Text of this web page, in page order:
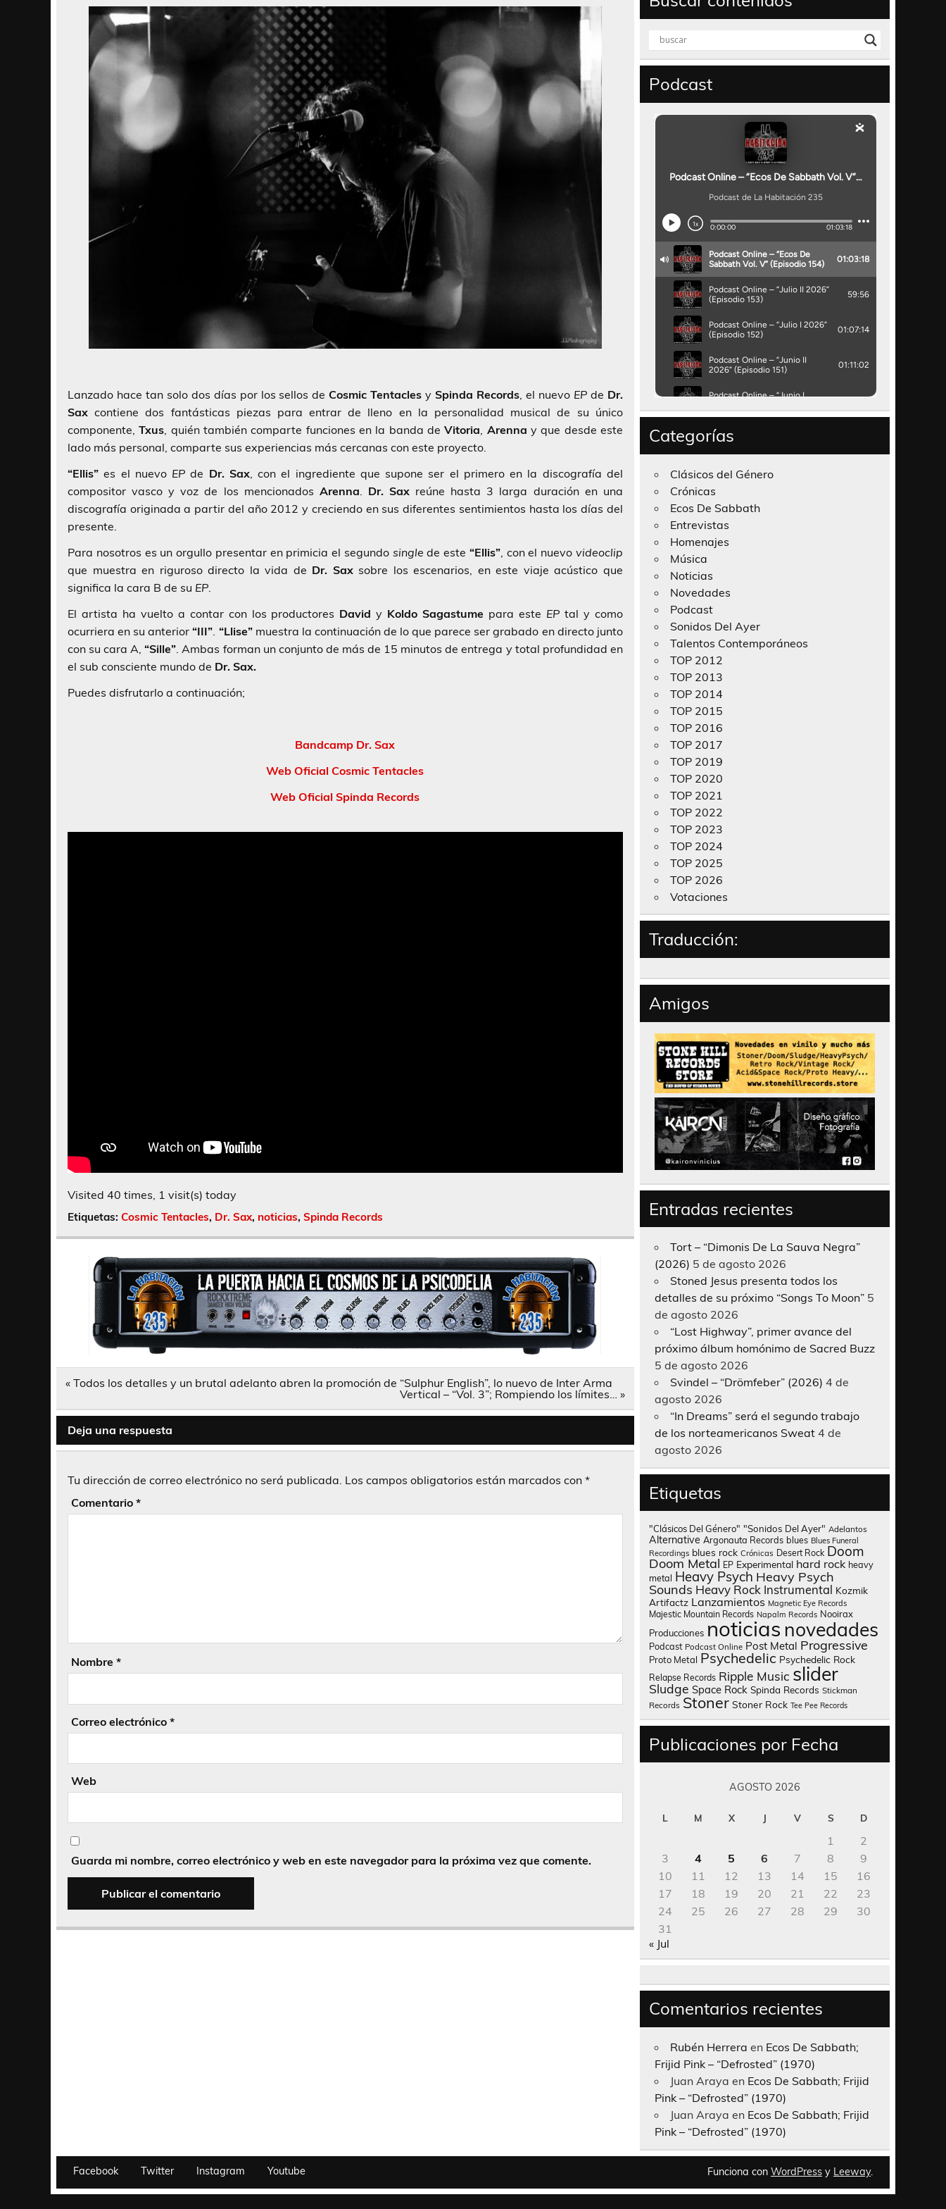
Lanzado hace tan solo dos días por los sellos deCosmic Tentacles ySpinda Records, el nuevo EPde Dr.
Sax contiene dos fantásticas piezas para entrar de lleno en la personalidad musical de su único
componente,Txus, quién también comparte funciones en la banda deVitoria, Arenna y que desde este
lado más personal, comparte sus experiencias más cercanas con este proyecto.
“Ellis” es el nuevo EP de Dr. Sax, con el ingrediente que supone ser el primero en la discografía del
compositor vasco y voz de los mencionados Arenna. Dr. Sax reúne hasta 3 larga duración en una
discografía originada a partir del año 2012 y creciendo en sus diferentes sentimientos hasta los días del
presente.
Para nosotros es un orgullo presentar en primicia el segundo single de este “Ellis”, con el nuevo videoclip
que muestra en riguroso directo la vida de Dr. Saxsobre los escenarios, en este viaje acústico que
significa la cara B de su EP.
El artista ha vuelto a contar con los productores David y Koldo Sagastume para este EP tal y como
ocurriera en su anterior“III”. “Llise”muestra la continuación de lo que parece ser grabado en directo junto
con su cara A,“Sille”. Ambas forman un conjunto de más de 15 minutos de entrega y total profundidad en
el sub consciente mundo de Dr. Sax.
Puedes disfrutarlo a continuación;
Bandcamp Dr. Sax
Web Oficial Cosmic Tentacles
Web Oficial Spinda Records
Visited 40 times, 1 visit(s) today
Etiquetas: Cosmic Tentacles, Dr. Sax, noticias, Spinda Records
Navegación
« Todos los detalles y un brutal adelanto abren la promoción de “Sulphur English”, lo nuevo de Inter Arma
Vertical – “Vol. 3”; Rompiendo los límites… »
Deja una respuesta
Tu dirección de correo electrónico no será publicada. Los campos obligatorios están marcados con *
Comentario *
Nombre *
Correo electrónico *
Web
Guarda mi nombre, correo electrónico y web en este navegador para la próxima vez que comente.
Podcast
Categorías
Clásicos del Género
Crónicas
Ecos De Sabbath
Entrevistas
Homenajes
Música
Noticias
Novedades
Podcast
Sonidos Del Ayer
Talentos Contemporáneos
TOP 2012
TOP 2013
TOP 2014
TOP 2015
TOP 2016
TOP 2017
TOP 2019
TOP 2020
TOP 2021
TOP 2022
TOP 2023
TOP 2024
TOP 2025
TOP 2026
Votaciones
Traducción:
Amigos
Entradas recientes
Tort – “Dimonis De La Sauva Negra”
(2026) 5 de agosto 2026
Stoned Jesus presenta todos los
detalles de su próximo “Songs To Moon” 5
de agosto 2026
“Lost Highway”, primer avance del
próximo álbum homónimo de Sacred Buzz
5 de agosto 2026
Svindel – “Drömfeber” (2026) 4 de
agosto 2026
“In Dreams” será el segundo trabajo
de los norteamericanos Sweat 4 de
agosto 2026
Etiquetas
"Clásicos Del Género" "Sonidos Del Ayer" Adelantos
Alternative Argonauta Records blues Blues Funeral
Recordings blues rock Crónicas Desert Rock Doom
Doom Metal EP Experimental hard rock heavy
metal Heavy Psych Heavy Psych
Sounds Heavy Rock Instrumental Kozmik
Artifactz Lanzamientos Magnetic Eye Records
Majestic Mountain Records Napalm Records Nooirax
Producciones noticias novedades
Podcast Podcast Online Post Metal Progressive
Proto Metal Psychedelic Psychedelic Rock
Relapse Records Ripple Music slider
Sludge Space Rock Spinda Records Stickman
Records Stoner Stoner Rock Tee Pee Records
Publicaciones por Fecha
AGOSTO 2026
L M X J V S D
1
2
3
4 5 6 7 8
9
10
11 12 13 14 15
16
17
18 19 20 21 22
23
24
25 26 27 28 29
30
31
« Jul
Comentarios recientes
Rubén Herrera en Ecos De Sabbath;
Frijid Pink – “Defrosted” (1970)
Juan Araya en Ecos De Sabbath; Frijid
Pink – “Defrosted” (1970)
Juan Araya en Ecos De Sabbath; Frijid
Pink – “Defrosted” (1970)
Facebook Twitter Instagram Youtube Funciona con WordPress y Leeway.